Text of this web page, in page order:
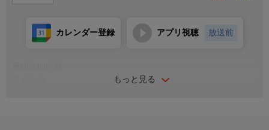
もっと見る
カレンダー登録 アプリ視聴 放送前